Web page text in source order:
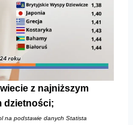
z najniższym
dzietności;
na podstawie danych Statista